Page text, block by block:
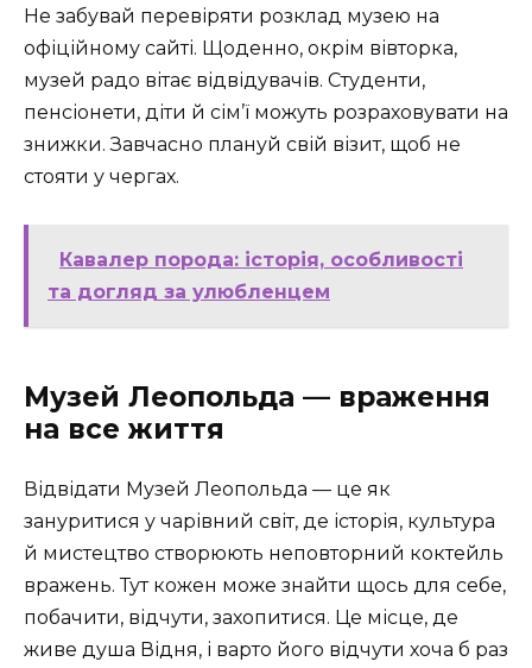
Не забувай перевіряти розклад музею на
офіційному сайті. Щоденно, окрім вівторка,
музей радо вітає відвідувачів. Студенти,
пенсіонети, діти й сім’ї можуть розраховувати на
знижки. Завчасно плануй свій візит, щоб не
стояти у чергах.
Кавалер порода: історія, особливості
та догляд за улюбленцем
Музей Леопольда — враження
на все життя
Відвідати Музей Леопольда — це як
зануритися у чарівний світ, де історія, культура
й мистецтво створюють неповторний коктейль
вражень. Тут кожен може знайти щось для себе,
побачити, відчути, захопитися. Це місце, де
живе душа Відня, і варто його відчути хоча б раз